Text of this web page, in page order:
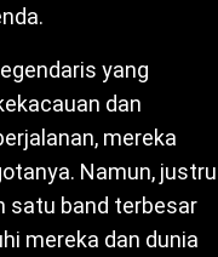
yang
dan
mereka
Namun, justru
satu band terbesar
mereka dan dunia